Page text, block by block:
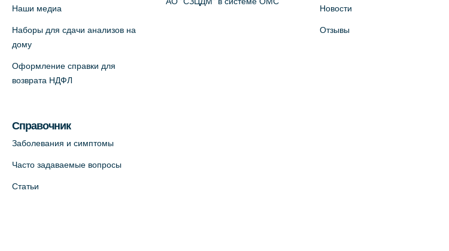
Медицинский центр на ул. Моисеенко,
+7 (812) 660-73-69
Медицинский центр на пр.
Просвещения, 12к2 (официальный
Наши медиа
Наборы для сдачи анализов на
дому
Оформление справки для
возврата НДФЛ
Справочник
Заболевания и симптомы
Часто задаваемые вопросы
Статьи
Новости
Отзывы